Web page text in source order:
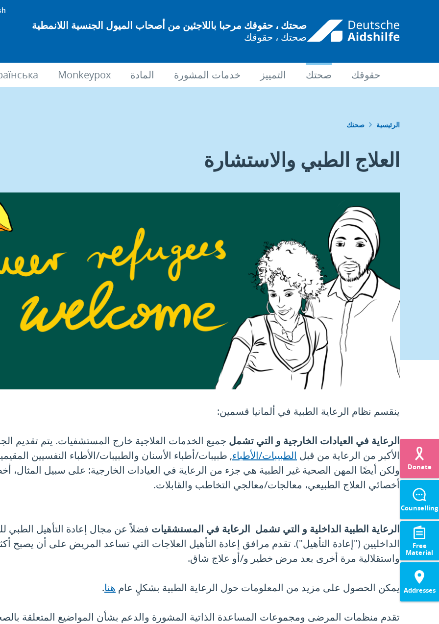
صحتك ، حقوقك مرحبا باللاجئين من أصحاب الميول الجنسية اللانمطية
صحتك ، حقوقك
Hauptnavigation
حقوقك صحتك التمييز خدمات المشورة المادة Monkeypox
مسار
الرئيسية صحتك
العلاج الطبي والاستشارة
ينقسم نظام الرعاية الطبية في ألمانيا قسمين:
الرعاية في العيادات الخارجية و التي تشمل جميع الخدمات العلاجية خارج المستشفيات. يتم تقديم
الأكبر من الرعاية من قبل الطبيبات/الأطباء, طبيبات/أطباء الأسنان والطبيبات/الأطباء النفسيين
ولكن أيضًا المهن الصحية غير الطبية هي جزء من الرعاية في العيادات الخارجية: على سبيل المثال،
أخصائي العلاج الطبيعي، معالجات/معالجي التخاطب والقابلات.
الرعاية الطبية الداخلية و التي تشمل الرعاية في المستشقيات فضلاً عن مجال إعادة التأهيل الطبي
الداخليين ("إعادة التأهيل"). تقدم مرافق إعادة التأهيل العلاجات التي تساعد المريض على أن يصبح
واستقلالية مرة أخرى بعد مرض خطير و/أو علاج شاق.
يمكن الحصول على مزيد من المعلومات حول الرعاية الطبية بشكلٍ عام هنا.
تقدم منظمات المرضى ومجموعات المساعدة الذاتية المشورة والدعم بشأن المواضيع المتعلقة
Donate
Counselling
Free
Material
Addresses